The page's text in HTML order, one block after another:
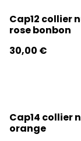
Cap12 collier
rose bonbon
30,00 €
Cap14 collier
orange